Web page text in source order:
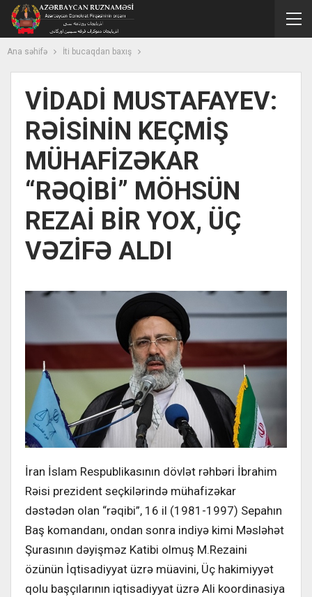
Ana səhifə İti bucaqdan baxış
VİDADİ MUSTAFAYEV:
RƏİSİNİN KEÇMİŞ
MÜHAFİZƏKAR
“RƏQİBİ” MÖHSÜN
REZAİ BİR YOX, ÜÇ
VƏZİFƏ ALDI
İran İslam Respublikasının dövlət rəhbəri İbrahim
Rəisi prezident seçkilərində mühafizəkar
dəstədən olan “rəqibi”, 16 il (1981-1997) Sepahın
Baş komandanı, ondan sonra indiyə kimi Məsləhət
Şurasının dəyişməz Katibi olmuş M.Rezaini
özünün İqtisadiyyat üzrə müavini, Üç hakimiyyət
qolu başçılarının iqtisadiyyat üzrə Ali koordinasiya